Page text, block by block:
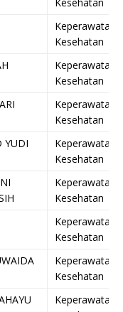
Keperawatan
Kesehatan
Keperawatan
Kesehatan
Keperawatan
Kesehatan
YUDI
Keperawatan
Kesehatan
Keperawatan
Kesehatan
Keperawatan
Kesehatan
Keperawatan
Kesehatan
Keperawatan